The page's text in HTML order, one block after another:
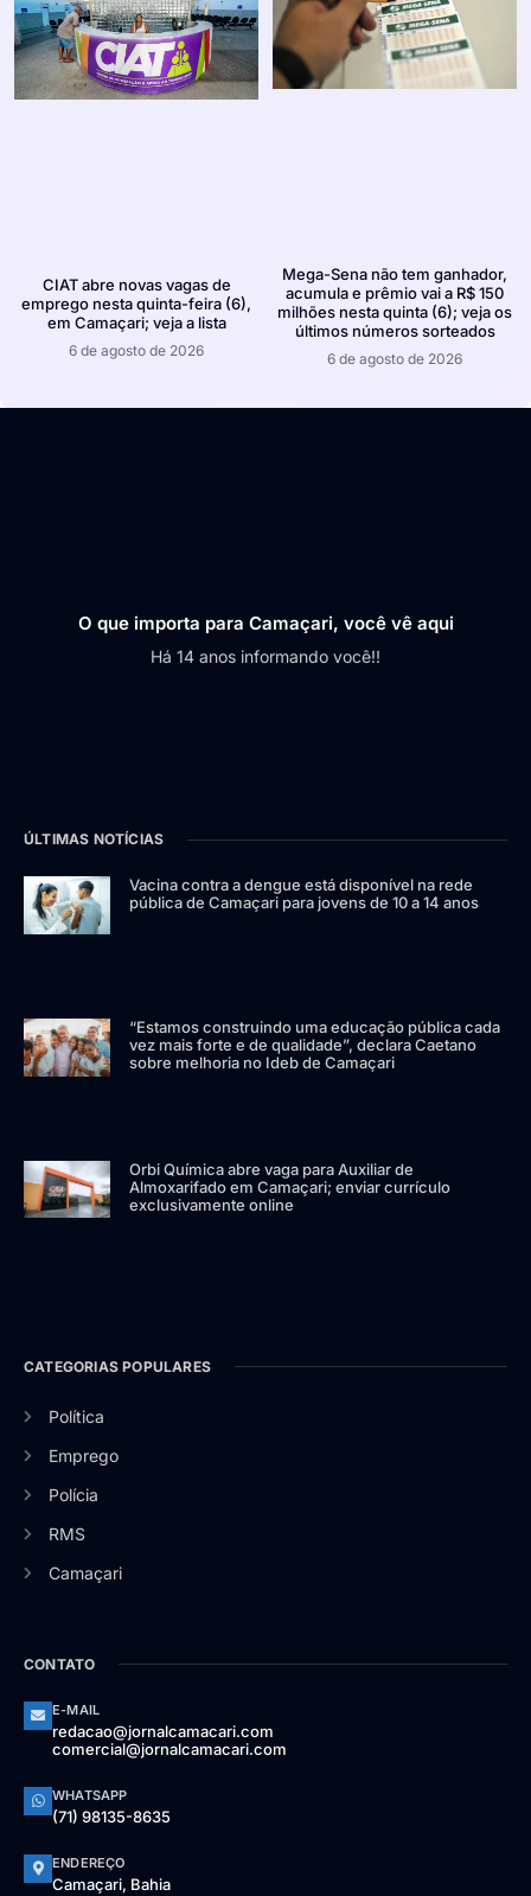
CIAT abre novas vagas de
emprego nesta quinta-feira (6),
em Camaçari; veja a lista
6 de agosto de 2026
Mega-Sena não tem ganhador,
acumula e prêmio vai a R$ 150
milhões nesta quinta (6); veja os
últimos números sorteados
6 de agosto de 2026
O que importa para Camaçari, você vê aqui
Há 14 anos informando você!!
ÚLTIMAS NOTÍCIAS
Vacina contra a dengue está disponível na rede
pública de Camaçari para jovens de 10 a 14 anos
“Estamos construindo uma educação pública cada
vez mais forte e de qualidade”, declara Caetano
sobre melhoria no Ideb de Camaçari
Orbi Química abre vaga para Auxiliar de
Almoxarifado em Camaçari; enviar currículo
exclusivamente online
CATEGORIAS POPULARES
Política
Emprego
Polícia
RMS
Camaçari
CONTATO
E-MAIL
redacao@jornalcamacari.com
comercial@jornalcamacari.com
WHATSAPP
(71) 98135-8635
ENDEREÇO
Camaçari, Bahia